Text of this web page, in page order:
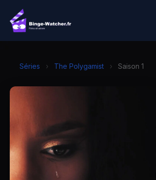
contenu
Séries › The Polygamist › Saison 1